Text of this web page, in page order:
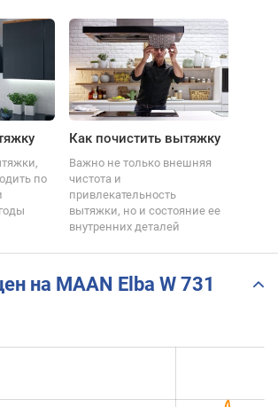
по
Как почистить вытяжку
Важно не только внешняя
чистота и
привлекательность
вытяжки, но и состояние ее
внутренних деталей
на MAAN Elba W 731